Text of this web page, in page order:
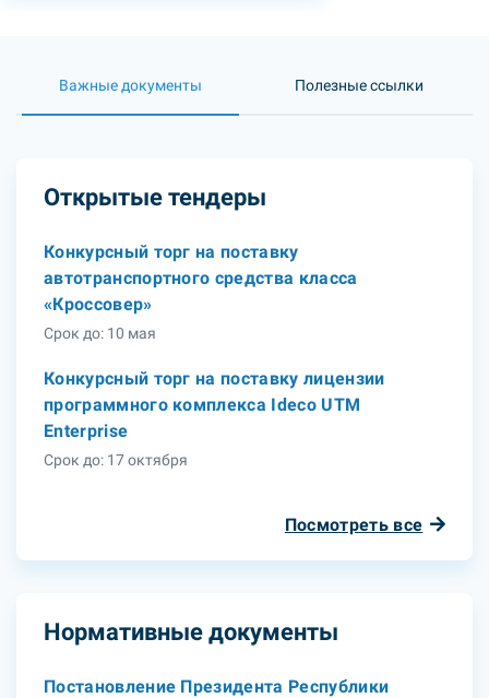
Важные документы Полезные ссылки
Открытые тендеры
Конкурсный торг на поставку
автотранспортного средства класса
«Кроссовер»
Срок до: 10 мая
Конкурсный торг на поставку лицензии
программного комплекса Ideco UTM
Enterprise
Срок до: 17 октября
Посмотреть все
Нормативные документы
Постановление Президента Республики